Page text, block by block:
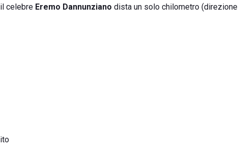
celebre Eremo Dannunziano dista un solo chilometro (direzione